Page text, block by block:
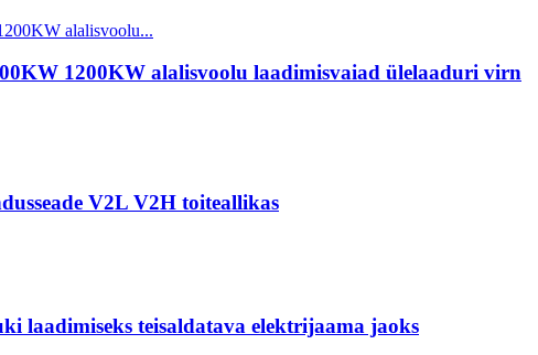
1200KW alalisvoolu laadimisvaiad ülelaaduri virn
V2L V2H toiteallikas
laadimiseks teisaldatava elektrijaama jaoks